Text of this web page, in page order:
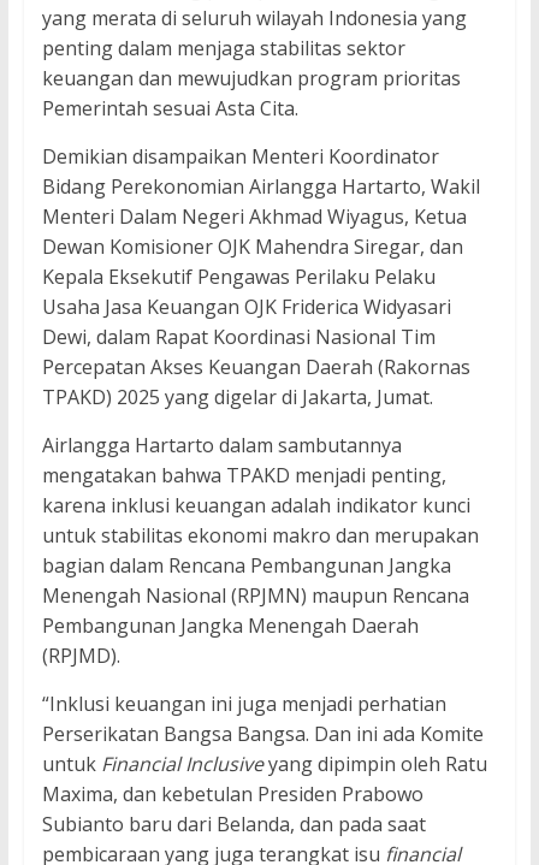
yang merata di seluruh wilayah Indonesia yang
penting dalam menjaga stabilitas sektor
keuangan dan mewujudkan program prioritas
Pemerintah sesuai Asta Cita.
Demikian disampaikan Menteri Koordinator
Bidang Perekonomian Airlangga Hartarto, Wakil
Menteri Dalam Negeri Akhmad Wiyagus, Ketua
Dewan Komisioner OJK Mahendra Siregar, dan
Kepala Eksekutif Pengawas Perilaku Pelaku
Usaha Jasa Keuangan OJK Friderica Widyasari
Dewi, dalam Rapat Koordinasi Nasional Tim
Percepatan Akses Keuangan Daerah (Rakornas
TPAKD) 2025 yang digelar di Jakarta, Jumat.
Airlangga Hartarto dalam sambutannya
mengatakan bahwa TPAKD menjadi penting,
karena inklusi keuangan adalah indikator kunci
untuk stabilitas ekonomi makro dan merupakan
bagian dalam Rencana Pembangunan Jangka
Menengah Nasional (RPJMN) maupun Rencana
Pembangunan Jangka Menengah Daerah
(RPJMD).
“Inklusi keuangan ini juga menjadi perhatian
Perserikatan Bangsa Bangsa. Dan ini ada Komite
untuk Financial Inclusiveyang dipimpin oleh Ratu
Maxima, dan kebetulan Presiden Prabowo
Subianto baru dari Belanda, dan pada saat
pembicaraan yang juga terangkat isu financial